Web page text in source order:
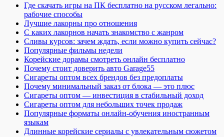
Где скачать игры на ПК бесплатно на русском легально:
рабочие способы
Лучшие лакорны про отношения
С каких лакорнов начать знакомство с жанром
Сливы курсов: зачем ждать, если можно купить сейчас?
Популярные фильмы недели
Корейские дорамы смотреть онлайн бесплатно
Почему стоит доверить авто Garage55
Сигареты оптом всех брендов без предоплаты
Почему минимальный заказ от блока — это плюс
Сигареты оптом — инвестиция в стабильный доход
Сигареты оптом для небольших точек продаж
Популярные форматы онлайн-обучения иностранным
языкам
Длинные корейские сериалы с увлекательным сюжетом